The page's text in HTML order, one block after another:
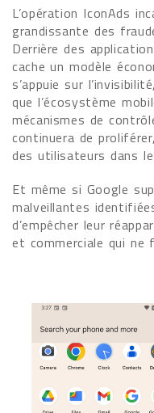
L’opération IconAds
grandissante des
Derrière des
cache un modèle
s’appuie sur
que l’écosystème
mécanismes de
continuera de
des utilisateurs dans
Et même si Google
malveillantes
d’empêcher leur
et commerciale qui ne